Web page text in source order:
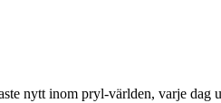
nytt inom pryl-världen, varje dag